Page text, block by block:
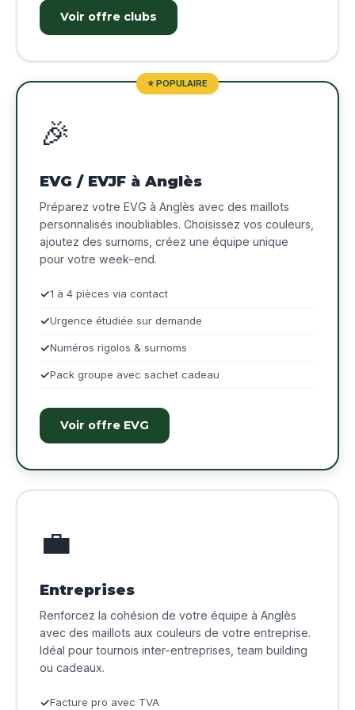
Voir offre clubs
⭐ POPULAIRE
🎉
EVG / EVJF à Anglès
Préparez votre EVG à Anglès avec des maillots
personnalisés inoubliables. Choisissez vos couleurs,
ajoutez des surnoms, créez une équipe unique
pour votre week-end.
1 à 4 pièces via contact
Urgence étudiée sur demande
Numéros rigolos & surnoms
Pack groupe avec sachet cadeau
Voir offre EVG
💼
Entreprises
Renforcez la cohésion de votre équipe à Anglès
avec des maillots aux couleurs de votre entreprise.
Idéal pour tournois inter-entreprises, team building
ou cadeaux.
Facture pro avec TVA